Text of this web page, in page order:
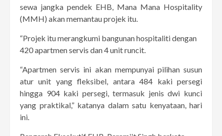
sewa jangka pendek EHB, Mana Mana Hospitality
(MMH) akan memantau projek itu.
“Projek itu merangkumi bangunan hospitaliti dengan
420 apartmen servis dan 4 unit runcit.
“Apartmen servis ini akan mempunyai pilihan susun
atur unit yang fleksibel, antara 484 kaki persegi
hingga 904 kaki persegi, termasuk jenis dwi kunci
yang praktikal,” katanya dalam satu kenyataan, hari
ini.